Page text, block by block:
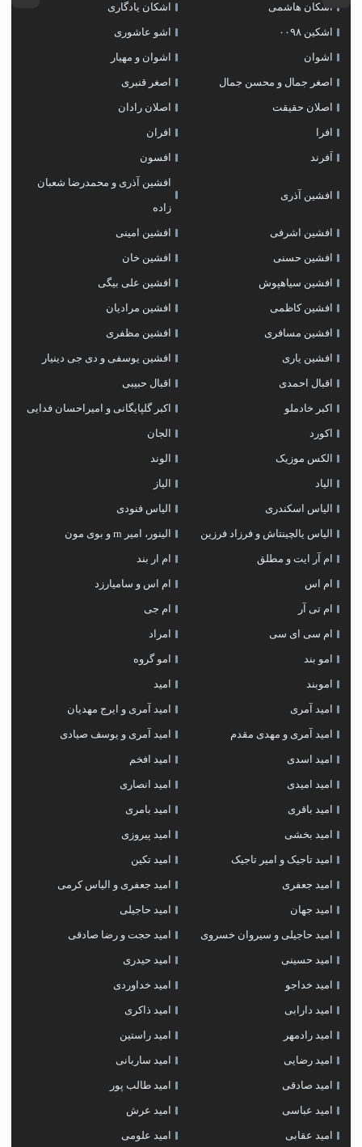
اشکان هاشمی اشکان یادگاری
اشکین ۰۰۹۸ اشو عاشوری
اشوان اشوان و مهیار
اصغر جمال و محسن جمال اصغر قنبری
اصلان حقیقت اصلان رادان
افرا افران
اَفرند افسون
افشین آذری
افشین آذری و محمدرضا شعبان
زاده
افشین اشرفی افشین امینی
افشین حسنی افشین خان
افشین سیاهپوش افشین علی بیگی
افشین کاظمی افشین مرادیان
افشین مسافری افشین مظفری
افشین یاری افشین یوسفی و دی جی دینیار
اقبال احمدی اقبال حبیبی
اکبر خادملو اکبر گلپایگانی و امیراحسان فدایی
اکورد الجان
الکس موزیک الوند
الیاد الیاز
الیاس اسکندری الیاس فنودی
الیاس یالچینتاش و فرزاد فرزین الینور، امیر rn و بوی مون
ام آر ایت و مطلق ام‌ ار بند
ام اس ام اس و سامیارزد
ام تی آر ام جی
ام سی ای سی امراد
امو بند امو گروه
اموبند امید
امید آمری امید آمری و ایرج مهدیان
امید آمری و مهدی مقدم امید آمری و یوسف صیادی
امید اسدی امید افخم
امید امیدی امید انصاری
امید باقری امید بامری
امید بخشی امید پیروزی
امید تاجیک و امیر تاجیک امید تکین
امید جعفری امید جعفری و الیاس کرمی
امید جهان امید حاجیلی
امید حاجیلی و سیروان خسروی امید حجت و رضا صادقی
امید حسینی امید حیدری
امید خداجو امید خداوردی
امید دارابی امید ذاکری
امید رادمهر امید راستین
امید رضایی امید ساربانی
امید صادقی امید طالب پور
امید عباسی امید عرش
امید عقابی امید علومی